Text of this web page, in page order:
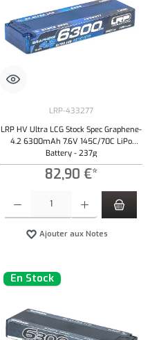
LRP-433277
LRP HV Ultra LCG Stock Spec Graphene-
4.2 6300mAh 7.6V 145C/70C LiPo
Battery - 237g
82,90 €*
Ajouter aux Notes
En Stock